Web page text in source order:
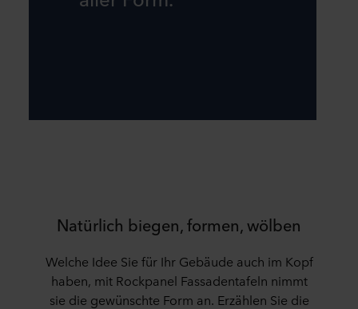
Natürlich biegen, formen, wölben
Welche Idee Sie für Ihr Gebäude auch im Kopf
haben, mit Rockpanel Fassadentafeln nimmt
sie die gewünschte Form an. Erzählen Sie die